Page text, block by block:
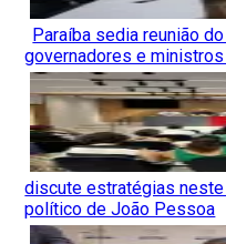
Paraíba sedia reunião
governadores e
discute estratégias
político de João Pessoa